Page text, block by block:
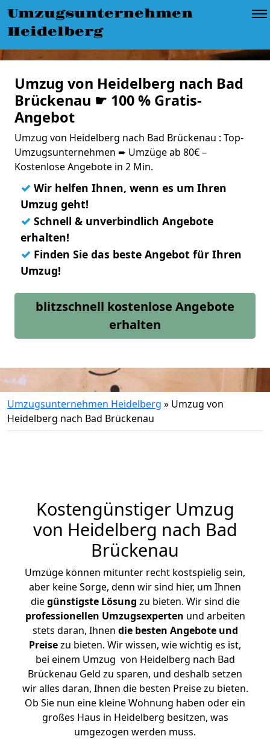
Umzugsunternehmen
Heidelberg
Umzug von Heidelberg nach Bad
Brückenau ☛ 100 % Gratis-
Angebot
Umzug von Heidelberg nach Bad Brückenau : Top-
Umzugsunternehmen ➨ Umzüge ab 80€ –
Kostenlose Angebote in 2 Min.
✓ Wir helfen Ihnen, wenn es um Ihren
Umzug geht!
✓ Schnell & unverbindlich Angebote
erhalten!
✓ Finden Sie das beste Angebot für Ihren
Umzug!
blitzschnell kostenlose Angebote
erhalten
Umzugsunternehmen Heidelberg » Umzug von
Heidelberg nach Bad Brückenau
Kostengünstiger Umzug
von Heidelberg nach Bad
Brückenau
Umzüge können mitunter recht kostspielig sein,
aber keine Sorge, denn wir sind hier, um Ihnen
diegünstigste Lösung zu bieten. Wir sind die
professionellen Umzugsexperten und arbeiten
stets daran, Ihnen die besten Angebote und
Preisezu bieten. Wir wissen, wie wichtig es ist,
bei einem Umzug von Heidelberg nach Bad
Brückenau Geld zu sparen, und deshalb setzen
wir alles daran, Ihnen die besten Preise zu bieten.
Ob Sie nun eine kleine Wohnung haben oder ein
großes Haus in Heidelberg besitzen, was
umgezogen werden muss.